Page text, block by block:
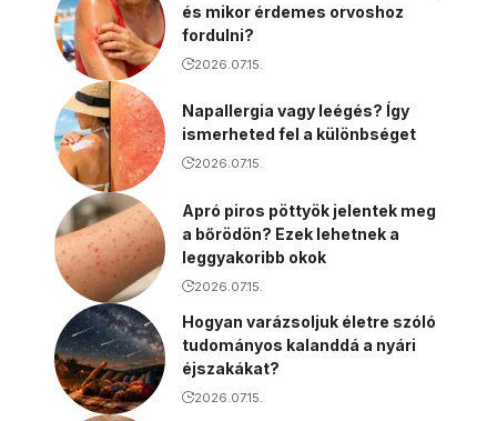
és mikor érdemes orvoshoz
fordulni?
2026.07.15.
Napallergia vagy leégés? Így
ismerheted fel a különbséget
2026.07.15.
Apró piros pöttyök jelentek meg
a bőrödön? Ezek lehetnek a
leggyakoribb okok
2026.07.15.
Hogyan varázsoljuk életre szóló
tudományos kalanddá a nyári
éjszakákat?
2026.07.15.